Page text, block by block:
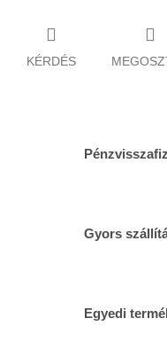
KÉRDÉS
Gyors
Egyedi